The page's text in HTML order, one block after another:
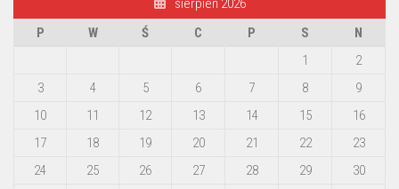
sierpień 2026
P
W Ś C P S
N
1
2
3
4 5 6 7 8
9
10
11 12 13 14 15
16
17
18 19 20 21 22
23
24
25 26 27 28 29
30